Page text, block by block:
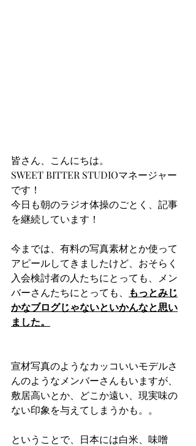
皆さん、こんにちは。
SWEET BITTER STUDIOマネージャー
です！
今日も朝のラジオ体操のごとく、記事
を継続しています！
今までは、有料の写真素材とか使って
アピールしてきましたけど、おそらく
入会検討者の人たちにとっても、メン
バーさんたちにとっても、
もっとみじ
かなブログじゃないといかんなと思い
ました。
宣材写真のようなカッコいいモデルさ
んのようなメンバーさんもいますが、
敷居高いとか、どこか遠い、現実味の
ない印象を与えてしまうかも。。
ということで、日本には白米、味噌